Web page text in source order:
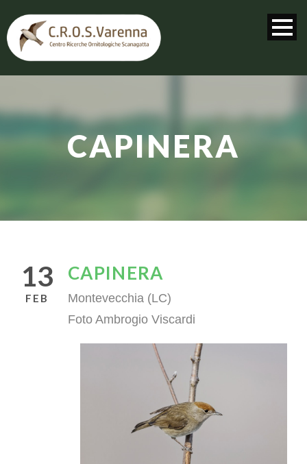
CAPINERA
13
FEB
CAPINERA
Montevecchia (LC)
Foto Ambrogio Viscardi